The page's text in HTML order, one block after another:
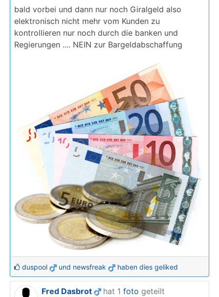
bald vorbei und dann nur noch Giralgeld also
elektronisch nicht mehr vom Kunden zu
kontrollieren nur noch durch die banken und
Regierungen .... NEIN zur Bargeldabschaffung
duspool und newsfreak haben dies geliked
Fred Dasbrot hat 1 foto geteilt